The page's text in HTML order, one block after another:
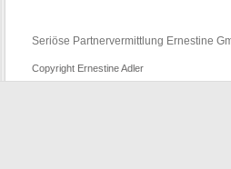
Seriöse Partnervermittlung Ernestine
Copyright Ernestine Adler